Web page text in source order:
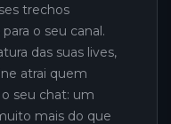
trechos
o seu canal.
das suas lives,
atrai quem
seu chat: um
mais do que